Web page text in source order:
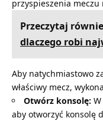
przyspieszenia
Przeczytaj
dlaczego robi
Aby natychmiastowo
właściwy mecz,
Otwórz konsolę:
aby otworzyć konsolę